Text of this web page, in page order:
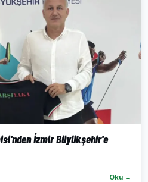
İzmir Büyükşehir'e
Oku →